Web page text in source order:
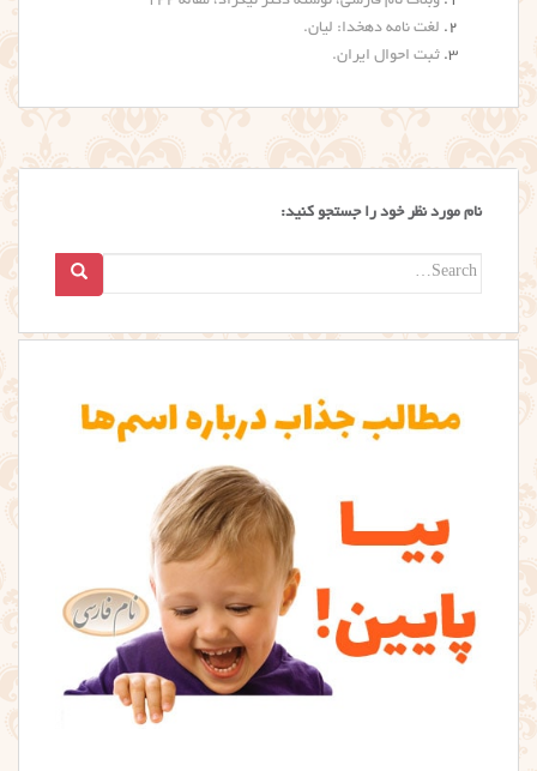
لغت نامه دهخدا: لیان.
ثبت احوال ایران.
نام مورد نظر خود را جستجو کنید:
Search